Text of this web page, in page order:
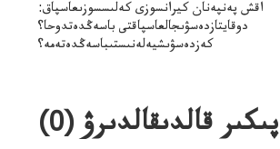
اقش پەنپەنان كيرانسوزى كەلىسسوزىعاسپاق:
دوقايتازدەسۋىجالعاسپاقتى باسەڭدەتدوحا؟
كەزدەسۋىشيەلەنىستىباسەڭدەتەمە؟
پىكىر قالدىقالدىرۋ (0
)